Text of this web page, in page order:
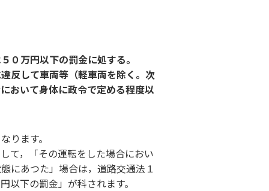
０万円以下の罰金に処する。
反して車両等（軽車両を除く。次
おいて身体に政令で定める程度以
ります。
て，「その運転をした場合におい
にあつた」場合は，道路交通法１
以下の罰金」が科されます。